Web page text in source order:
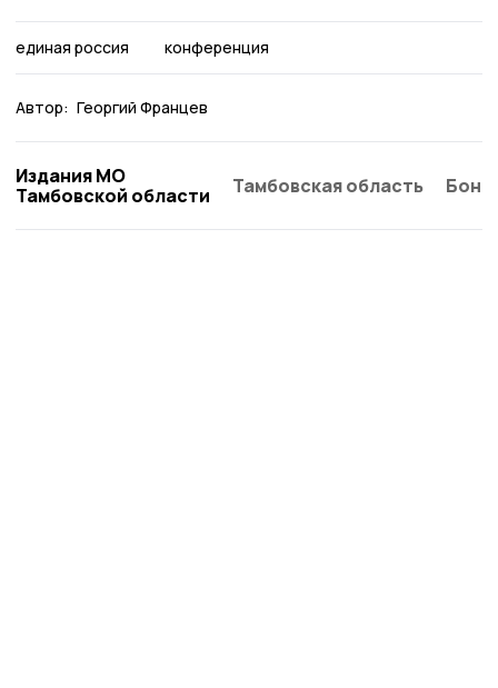
единая россия конференция
Автор: Георгий Францев
Издания МО
Тамбовской области
Тамбовская область